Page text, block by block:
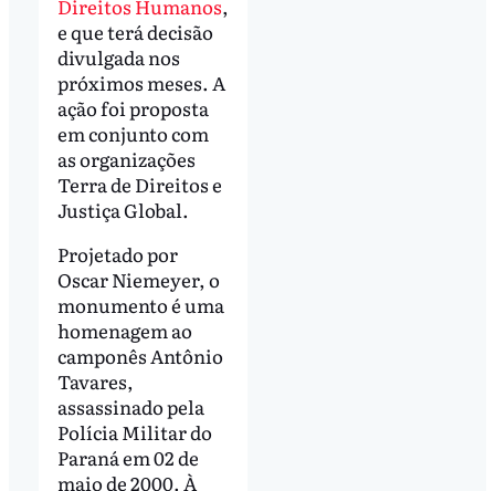
Direitos Humanos,
e que terá decisão
divulgada nos
próximos meses. A
ação foi proposta
em conjunto com
as organizações
Terra de Direitos e
Justiça Global.
Projetado por
Oscar Niemeyer, o
monumento é uma
homenagem ao
camponês Antônio
Tavares,
assassinado pela
Polícia Militar do
Paraná em 02 de
maio de 2000. À